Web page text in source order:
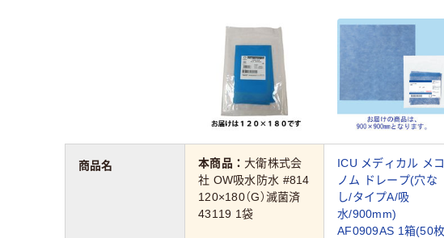
商品名 本商品： 大衛株式会
社 OW吸水防水 #814
120×180（G）滅菌済
43119 1袋
ICU メディカル メコ
ノム ドレープ(穴な
し/タイプA/吸
水/900mm)
AF0909AS 1箱(50枚